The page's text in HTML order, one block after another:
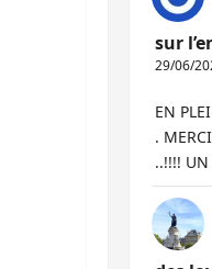
sur
29/06/
EN
.
..!!!! UN